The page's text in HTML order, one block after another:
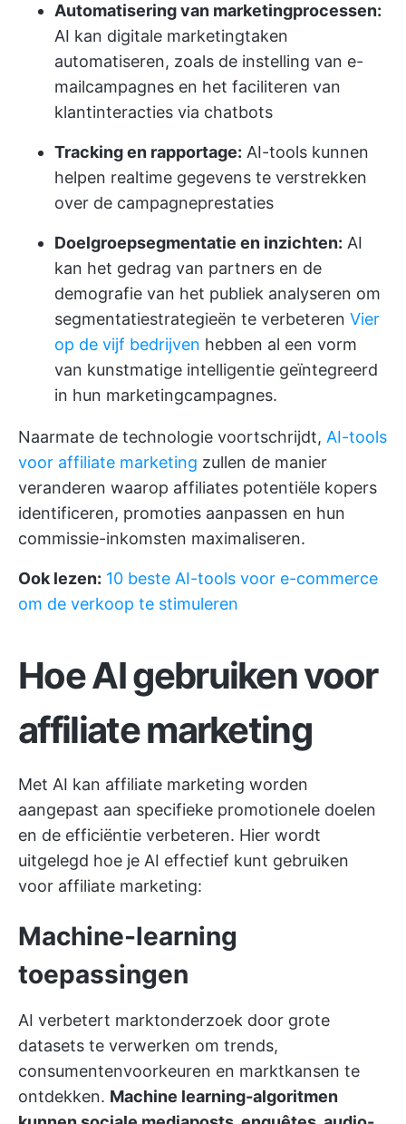
Automatisering van marketingprocessen:
AI kan digitale marketingtaken
automatiseren, zoals de instelling van e-
mailcampagnes en het faciliteren van
klantinteracties via chatbots
Tracking en rapportage: AI-tools kunnen
helpen realtime gegevens te verstrekken
over de campagneprestaties
Doelgroepsegmentatie en inzichten: AI
kan het gedrag van partners en de
demografie van het publiek analyseren om
segmentatiestrategieën te verbeteren Vier
op de vijf bedrijven hebben al een vorm
van kunstmatige intelligentie geïntegreerd
in hun marketingcampagnes.
Naarmate de technologie voortschrijdt, AI-tools
voor affiliate marketing zullen de manier
veranderen waarop affiliates potentiële kopers
identificeren, promoties aanpassen en hun
commissie-inkomsten maximaliseren.
Ook lezen: 10 beste AI-tools voor e-commerce
om de verkoop te stimuleren
Hoe AI gebruiken voor
affiliate marketing
Met AI kan affiliate marketing worden
aangepast aan specifieke promotionele doelen
en de efficiëntie verbeteren. Hier wordt
uitgelegd hoe je AI effectief kunt gebruiken
voor affiliate marketing:
Machine-learning
toepassingen
AI verbetert marktonderzoek door grote
datasets te verwerken om trends,
consumentenvoorkeuren en marktkansen te
ontdekken. Machine learning-algoritmen